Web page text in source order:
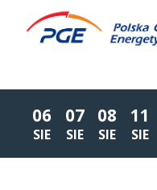
06
SIE
07
SIE
08
SIE
11
SIE